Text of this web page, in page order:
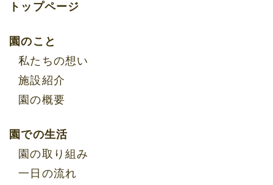
トップページ
園のこと
私たちの想い
施設紹介
園の概要
園での生活
園の取り組み
一日の流れ